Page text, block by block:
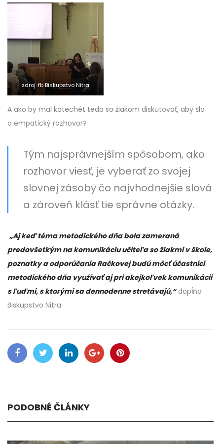
zdroj: fb Biskupstvo Nitra
A ako by mal katechét teda so žiakom diskutovať, aby šlo
o empatický rozhovor?
Tým najsprávnejším spôsobom, ako
rozhovor viesť, je vyberať zo svojej
slovnej zásoby čo najvhodnejšie slová
a zároveň klásť tie správne otázky.
„Aj keď téma metodického dňa bola zameraná
predovšetkým na komunikáciu učiteľa so žiakmi v škole,
poznatky a odporúčania Račkovej budú môcť účastníci
metodického dňa využívať aj pri akejkoľvek komunikácii
s ľuďmi, s ktorými sa dennodenne stretávajú,“dopĺňa
Biskupstvo Nitra.
PODOBNÉ ČLÁNKY